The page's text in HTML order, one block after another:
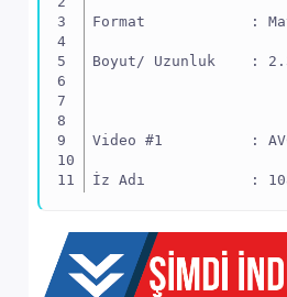
Format            :
Boyut/ Uzunluk    :
Video #1          :
İz Adı            :
Yapı              :